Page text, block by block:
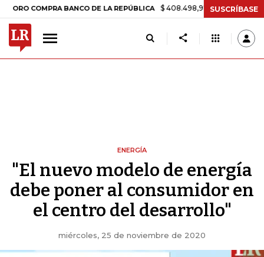
COMPRA BANCO DE LA REPÚBLICA $ 408.498,97 +$ 8.753,81 +2,19%
SUSCRÍBASE
ENERGÍA
"El nuevo modelo de energía
debe poner al consumidor en
el centro del desarrollo"
miércoles, 25 de noviembre de 2020